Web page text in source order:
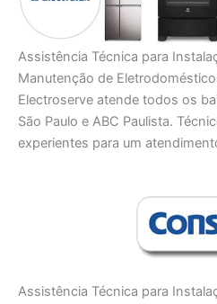
Assistência Técnica para
Manutenção de
Electroserve atende todos os
São Paulo e ABC Paulista.
experientes para um
Assistência Técnica para